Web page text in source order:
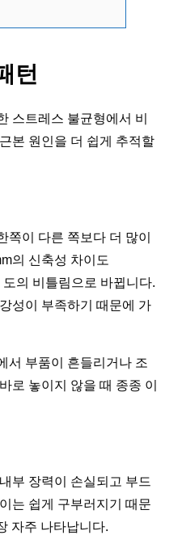
턴
스트레스 불균형에서 비
본 원인을 더 쉽게 추적할
쪽이 다른 쪽보다 더 많이
의 신축성 차이도
의 비틀림으로 바뀝니다.
성이 부족하기 때문에 가
서 부품이 흔들리거나 조
로 놓이지 않을 때 종종 이
부 장력이 손실되고 부드
는 쉽게 구부러지기 때문
자주 나타납니다.